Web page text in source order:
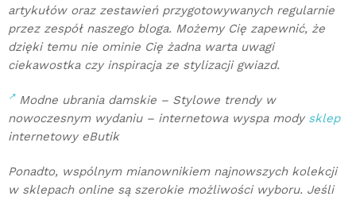
artykułów oraz zestawień przygotowywanych regularnie
przez zespół naszego bloga. Możemy Cię zapewnić, że
dzięki temu nie ominie Cię żadna warta uwagi
ciekawostka czy inspiracja ze stylizacji gwiazd.
Modne ubrania damskie – Stylowe trendy w
nowoczesnym wydaniu – internetowa wyspa mody sklep
internetowy eButik
Ponadto, wspólnym mianownikiem najnowszych kolekcji
w sklepach online są szerokie możliwości wyboru. Jeśli